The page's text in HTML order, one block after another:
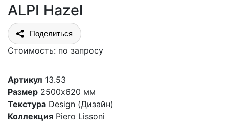
ALPI Hazel
Поделиться
Стоимость: по запросу
Артикул 13.53
Размер 2500х620 мм
Текстура Design (Дизайн)
Коллекция Piero Lissoni